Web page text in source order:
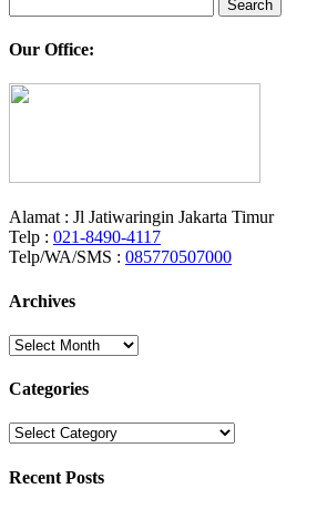
for:
Our Office:
Alamat : Jl Jatiwaringin Jakarta Timur
Telp : 021-8490-4117
Telp/WA/SMS : 085770507000
Archives
Archives
Categories
Categories
Recent Posts